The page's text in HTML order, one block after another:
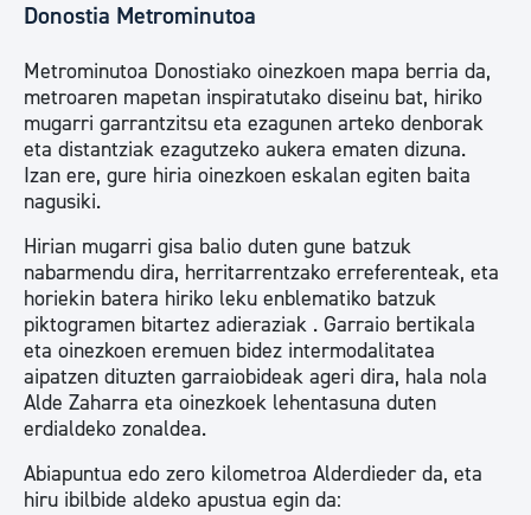
Donostia Metrominutoa
Metrominutoa Donostiako oinezkoen mapa berria da,
metroaren mapetan inspiratutako diseinu bat, hiriko
mugarri garrantzitsu eta ezagunen arteko denborak
eta distantziak ezagutzeko aukera ematen dizuna.
Izan ere, gure hiria oinezkoen eskalan egiten baita
nagusiki.
Hirian mugarri gisa balio duten gune batzuk
nabarmendu dira, herritarrentzako erreferenteak, eta
horiekin batera hiriko leku enblematiko batzuk
piktogramen bitartez adieraziak . Garraio bertikala
eta oinezkoen eremuen bidez intermodalitatea
aipatzen dituzten garraiobideak ageri dira, hala nola
Alde Zaharra eta oinezkoek lehentasuna duten
erdialdeko zonaldea.
Abiapuntua edo zero kilometroa Alderdieder da, eta
hiru ibilbide aldeko apustua egin da: